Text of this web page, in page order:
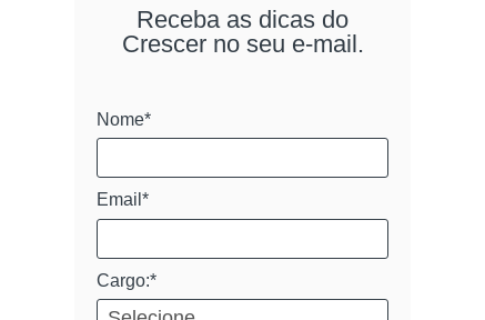
Receba as dicas do
Crescer no seu e-mail.
Nome*
Email*
Cargo:*